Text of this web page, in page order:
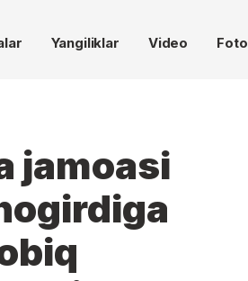
Yangiliklar Video Foto
jamoasi